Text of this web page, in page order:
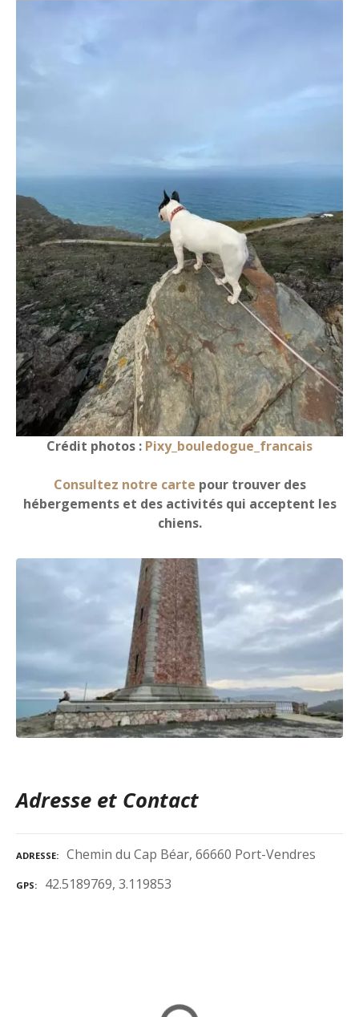
Crédit photos : Pixy_bouledogue_francais
Consultez notre carte pour trouver des
hébergements et des activités qui acceptent les
chiens.
Adresse et Contact
ADRESSE Chemin du Cap Béar, 66660 Port-Vendres
GPS 42.5189769, 3.119853